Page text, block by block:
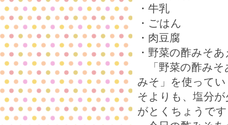
・牛乳
・ごはん
・肉豆腐
・野菜の酢みそあ
「野菜の酢みそ
みそ」を使って
そよりも、塩分
がとくちょうで